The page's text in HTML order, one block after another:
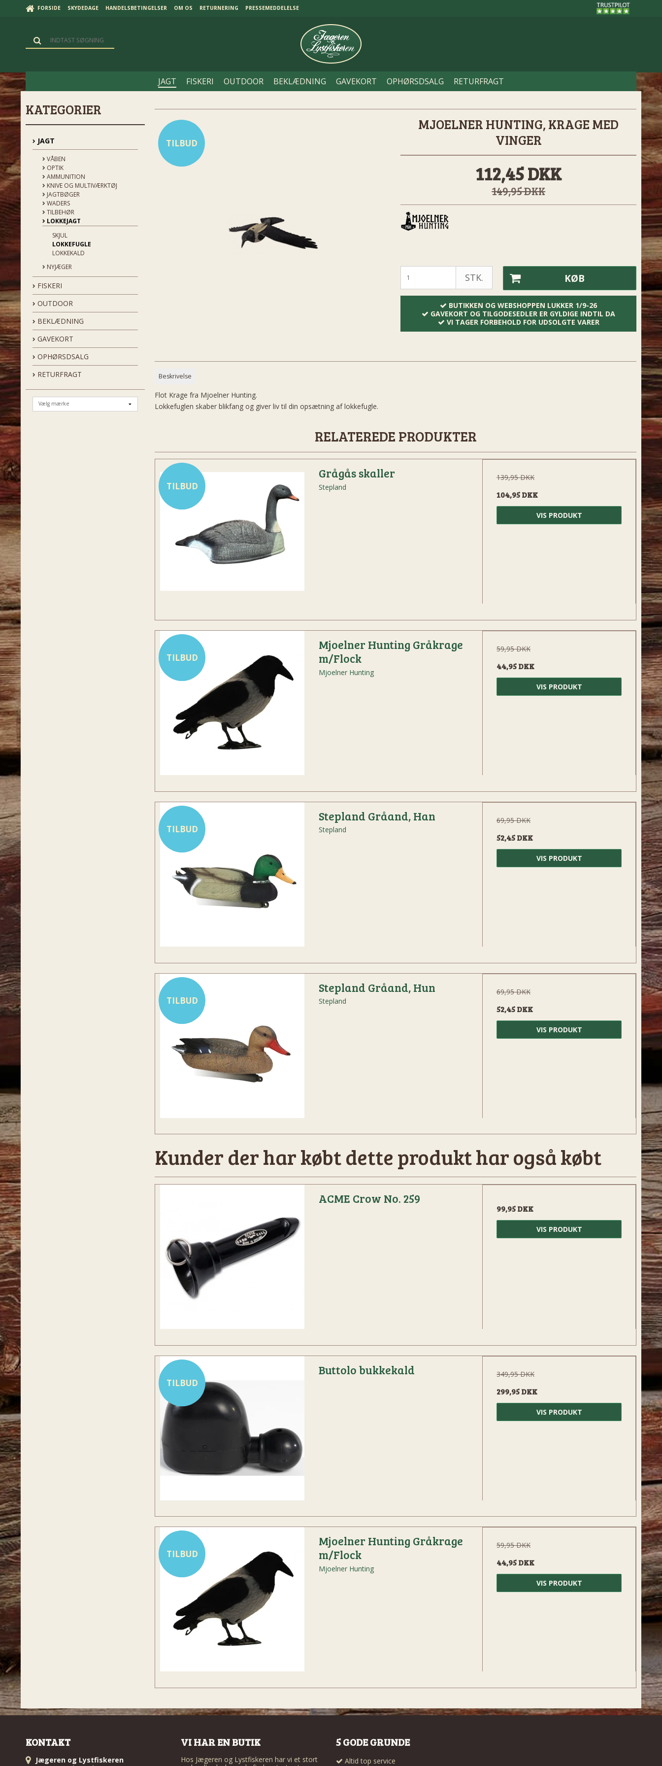
FORSIDE SKYDEDAGE HANDELSBETINGELSER OM OS RETURNERING PRESSEMEDDELELSE
JAGT FISKERI OUTDOOR BEKLÆDNING GAVEKORT OPHØRSDSALG RETURFRAGT
KATEGORIER
JAGT
VÅBEN
OPTIK
AMMUNITION
KNIVE OG MULTIVÆRKTØJ
JAGTBØGER
WADERS
TILBEHØR
LOKKEJAGT
SKJUL
LOKKEFUGLE
LOKKEKALD
NYJÆGER
FISKERI
OUTDOOR
BEKLÆDNING
GAVEKORT
OPHØRSDSALG
RETURFRAGT
TILBUD
MJOELNER HUNTING, KRAGE MED
VINGER
112,45 DKK
149,95 DKK
STK. KØB
BUTIKKEN OG WEBSHOPPEN LUKKER 1/9-26
GAVEKORT OG TILGODESEDLER ER GYLDIGE INDTIL DA
VI TAGER FORBEHOLD FOR UDSOLGTE VARER
Beskrivelse
Flot Krage fra Mjoelner Hunting.
Lokkefuglen skaber blikfang og giver liv til din opsætning af lokkefugle.
RELATEREDE PRODUKTER
TILBUD
Grågås skaller
Stepland
139,95 DKK
104,95 DKK
VIS PRODUKT
TILBUD
Mjoelner Hunting Gråkrage
m/Flock
Mjoelner Hunting
59,95 DKK
44,95 DKK
VIS PRODUKT
TILBUD
Stepland Gråand, Han
Stepland
69,95 DKK
52,45 DKK
VIS PRODUKT
TILBUD
Stepland Gråand, Hun
Stepland
69,95 DKK
52,45 DKK
VIS PRODUKT
Kunder der har købt dette produkt har også købt
ACME Crow No. 259
99,95 DKK
VIS PRODUKT
TILBUD
Buttolo bukkekald 349,95 DKK
299,95 DKK
VIS PRODUKT
TILBUD
Mjoelner Hunting Gråkrage
m/Flock
Mjoelner Hunting
59,95 DKK
44,95 DKK
VIS PRODUKT
KONTAKT
Jægeren og Lystfiskeren
VI HAR EN BUTIK
Hos Jægeren og Lystfiskeren har vi et stort
5 GODE GRUNDE
Altid top service